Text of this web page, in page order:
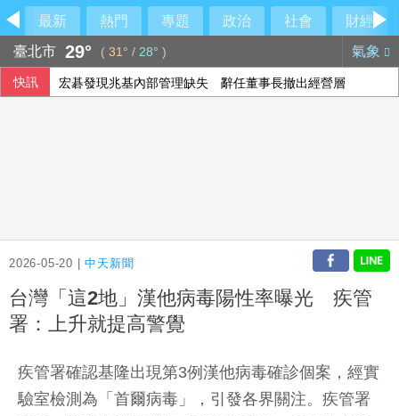
最新 熱門 專題 政治 社會
財經
臺北市 29° ( 31° / 28° ) 氣象
快訊 宏碁發現兆基內部管理缺失 辭任董事長撤出經營層
2026-05-20 |中天新聞
台灣「這2地」漢他病毒陽性率曝光 疾管
署：上升就提高警覺
疾管署確認基隆出現第3例漢他病毒確診個案，經實
驗室檢測為「首爾病毒」，引發各界關注。疾管署